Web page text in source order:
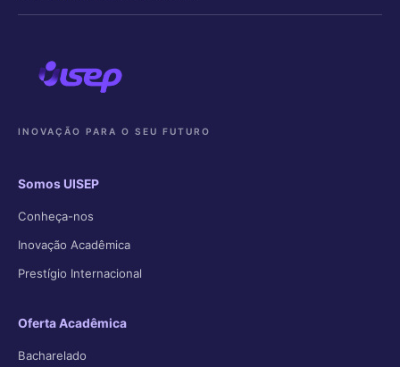
INOVAÇÃO PARA O SEU FUTURO
Somos UISEP
Conheça-nos
Inovação Acadêmica
Prestígio Internacional
Oferta Acadêmica
Bacharelado